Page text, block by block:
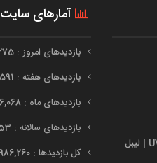
لیبل برجسته | لیبل برجسته UV DTF | لیبل
آمارهای سایت
بازدیدهای امروز : 2,275
بازدیدهای هفته : 17,591
بازدیدهای ماه : 56,068
بازدیدهای سالانه : 199,653
کل بازدیدها : 2,986,260